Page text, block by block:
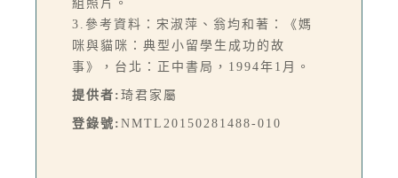
組照片。
3.參考資料：宋淑萍、翁均和著：《媽
咪與貓咪：典型小留學生成功的故
事》，台北：正中書局，1994年1月。
提供者: 琦君家屬
登錄號: NMTL20150281488-010